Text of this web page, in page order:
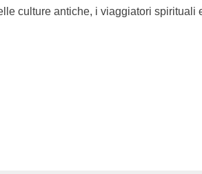
culture antiche, i viaggiatori spirituali